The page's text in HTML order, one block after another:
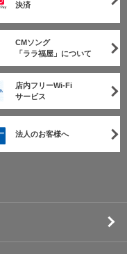
決済
CMソング
「ララ福屋」について
店内フリーWi-Fi
サービス
法人のお客様へ